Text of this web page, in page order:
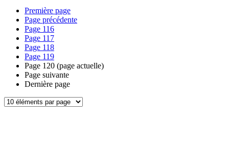
Première page
Page précédente
Page 116
Page 117
Page 118
Page 119
Page 120 (page actuelle)
Page suivante
Dernière page